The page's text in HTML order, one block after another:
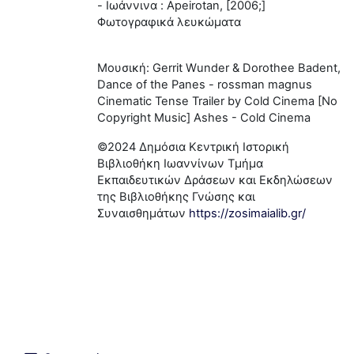
- Ιωάννινα : Apeirotan, [2006;]
Φωτογραφικά λευκώματα
Μουσική: Gerrit Wunder & Dorothee Badent,
Dance of the Panes - rossman magnus
Cinematic Tense Trailer by Cold Cinema [No
Copyright Music] Ashes - Cold Cinema
©2024 Δημόσια Κεντρική Ιστορική
Βιβλιοθήκη Ιωαννίνων Τμήμα
Εκπαιδευτικών Δράσεων και Εκδηλώσεων
της Βιβλιοθήκης Γνώσης και
Συναισθημάτων https://zosimaialib.gr/